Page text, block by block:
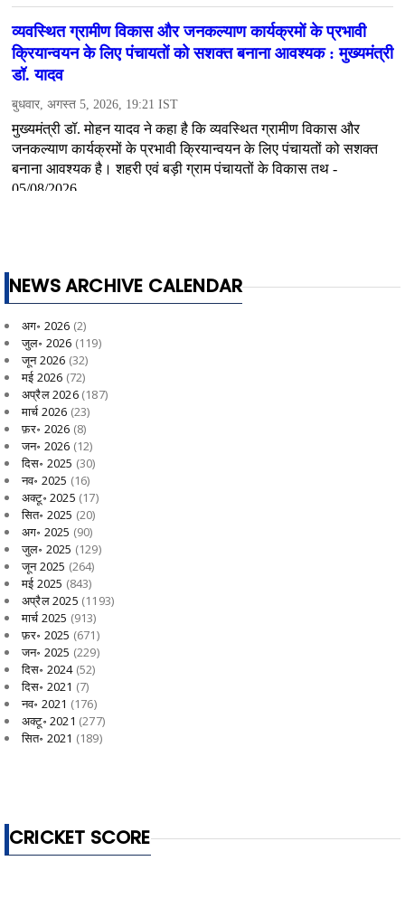
NEWS ARCHIVE CALENDAR
अग॰ 2026 (2)
जुल॰ 2026 (119)
जून 2026 (32)
मई 2026 (72)
अप्रैल 2026(187)
मार्च 2026 (23)
फ़र॰ 2026 (8)
जन॰ 2026 (12)
दिस॰ 2025 (30)
नव॰ 2025 (16)
अक्टू॰ 2025 (17)
सित॰ 2025 (20)
अग॰ 2025 (90)
जुल॰ 2025 (129)
जून 2025 (264)
मई 2025 (843)
अप्रैल 2025 (1193)
मार्च 2025 (913)
फ़र॰ 2025 (671)
जन॰ 2025 (229)
दिस॰ 2024(52)
दिस॰ 2021 (7)
नव॰ 2021 (176)
अक्टू॰ 2021 (277)
सित॰ 2021 (189)
CRICKET SCORE